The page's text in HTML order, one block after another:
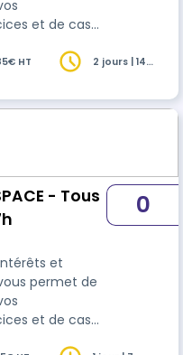
et de cas
ou
HT
2 jours | 14
- Tous
et
et de cas
0